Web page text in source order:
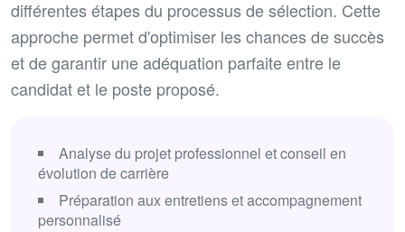
différentes étapes du processus de sélection. Cette
approche permet d'optimiser les chances de succès
et de garantir une adéquation parfaite entre le
candidat et le poste proposé.
Analyse du projet professionnel et conseil en
évolution de carrière
Préparation aux entretiens et accompagnement
personnalisé